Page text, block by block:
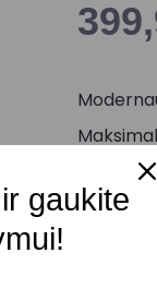
Cokolis: G9
ir gaukite